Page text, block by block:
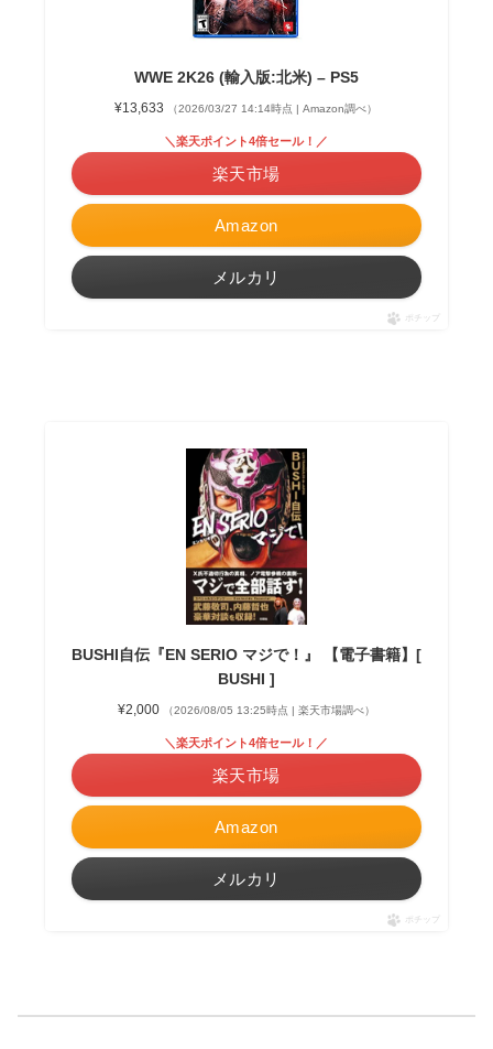
WWE 2K26 (輸入版:北米) – PS5
¥13,633 （2026/03/27 14:14時点 | Amazon調べ）
Amazon
＼楽天ポイント4倍セール！／
楽天市場
メルカリ
ポチップ
BUSHI自伝『EN SERIO マジで！』 【電子書籍】[
BUSHI ]
¥2,000 （2026/08/05 13:25時点 | 楽天市場調べ）
Amazon
＼楽天ポイント4倍セール！／
楽天市場
メルカリ
ポチップ